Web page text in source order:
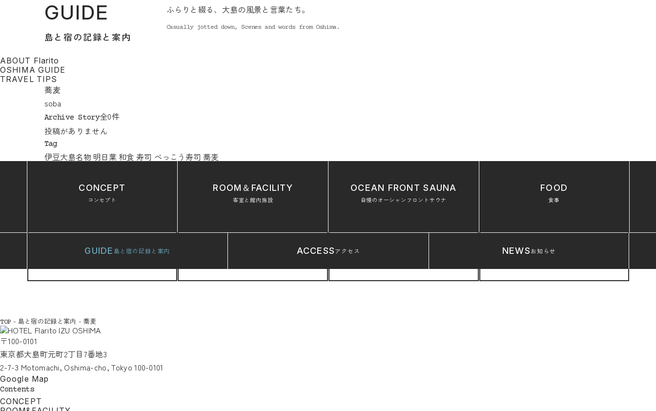
GUIDE
島と宿の記録と案内
ふらりと綴る、大島の風景と言葉たち。
Casually jotted down, Scenes and words from Oshima.
ABOUT Flarito
OSHIMA GUIDE
TRAVEL TIPS
蕎麦
soba
Archive Story全0件
投稿がありません
Tag
伊豆大島名物 明日葉 和食 寿司 べっこう寿司 蕎麦
CONCEPT
コンセプト
ROOM＆FACILITY
客室と館内施設
OCEAN FRONTSAUNA
自慢のオーシャンフロントサウナ
FOOD
食事
GUIDE 島と宿の記録と案内 ACCESSアクセス NEWSお知らせ
TOP - 島と宿の記録と案内 - 蕎麦
〒100-0101
東京都大島町元町2丁目7番地3
2-7-3 Motomachi, Oshima-cho, Tokyo 100-0101
Google Map
Contents
CONCEPT